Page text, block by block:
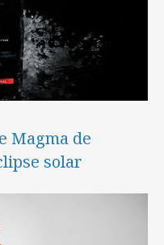
Magma de
solar